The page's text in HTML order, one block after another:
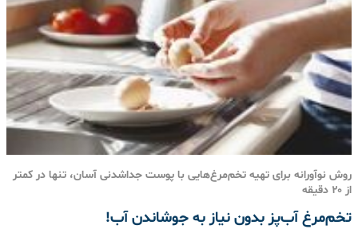
روش نوآورانه برای تهیه‌ تخم‌مرغ‌هایی با پوست جداشدنی آسان، تنها در کمتر
از ۲۰ دقیقه
تخم‌مرغ آب‌پز بدون نیاز به جوشاندن آب!